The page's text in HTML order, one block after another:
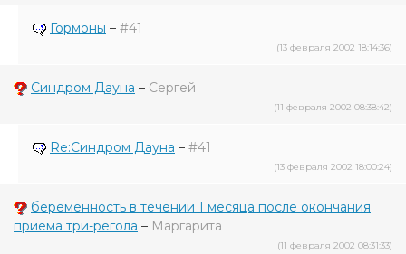
Гормоны – #41
(13 февраля 2002 18:14:36)
Синдром Дауна – Сергей
(11 февраля 2002 08:38:42)
Re:Синдром Дауна – #41
(13 февраля 2002 18:00:24)
беременность в течении 1 месяца после окончания
приёма три-регола – Маргарита
(11 февраля 2002 08:31:33)